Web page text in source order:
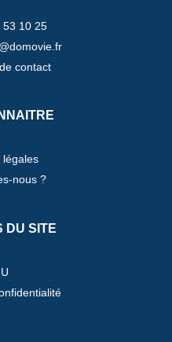
53 10 25
contact
légales
nous ?
DU SITE